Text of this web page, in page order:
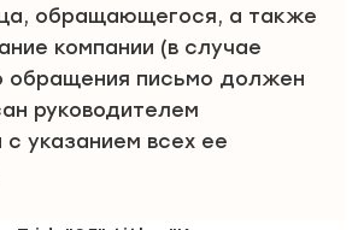
обращающегося, а также
компании (в случае
обращения письмо должен
руководителем
с указанием всех ее